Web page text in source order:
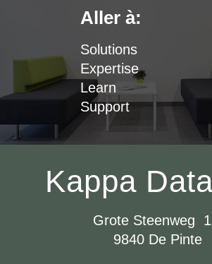
Aller à:
Solutions
Expertise
Learn
Support
Kappa
Grote Steenweg
9840 De Pinte